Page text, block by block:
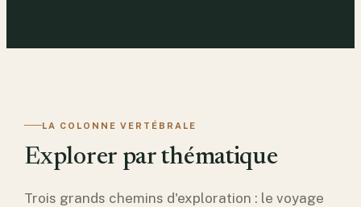
LA COLONNE VERTÉBRALE
Explorer par thématique
Trois grands chemins d'exploration : le voyage